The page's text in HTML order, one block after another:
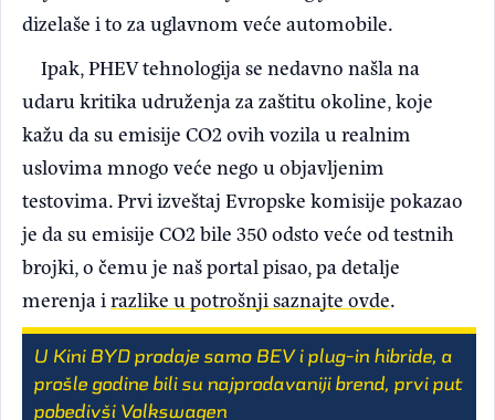
dizelaše i to za uglavnom veće automobile.
Ipak, PHEV tehnologija se nedavno našla na
udaru kritika udruženja za zaštitu okoline, koje
kažu da su emisije CO2 ovih vozila u realnim
uslovima mnogo veće nego u objavljenim
testovima. Prvi izveštaj Evropske komisije pokazao
je da su emisije CO2 bile 350 odsto veće od testnih
brojki, o čemu je naš portal pisao, pa detalje
merenja i razlike u potrošnji saznajte ovde.
U Kini BYD prodaje samo BEV i plug-in hibride, a
prošle godine bili su najprodavaniji brend, prvi put
pobedivši Volkswagen